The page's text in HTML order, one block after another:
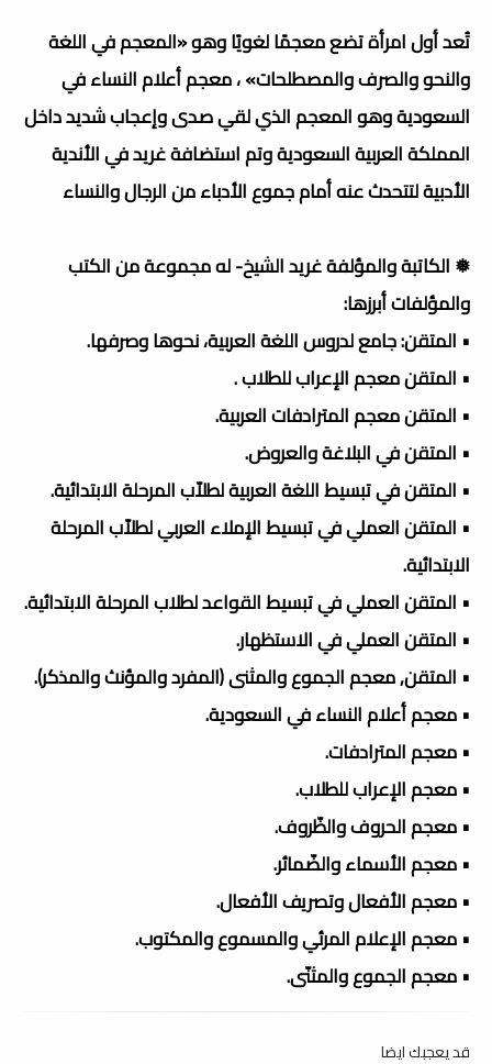
تُعد أول امرأة تضع معجمًا لغويًا وهو «المعجم في اللغة
والنحو والصرف والمصطلحات» ، معجم أعلام النساء في
السعودية وهو المعجم الذي لقي صدى وإعجاب شديد داخل
المملكة العربية السعودية وتم استضافة غريد في الأندية
الأدبية لتتحدث عنه أمام جموع الأدباء من الرجال والنساء
❅ الكاتبة والمؤلفة غريد الشيخ- له مجموعة من الكتب
والمؤلفات أبرزها:
• المتقن: جامع لدروس اللغة العربية، نحوها وصرفها.
• المتقن معجم الإعراب للطلاب .
• المتقن معجم المترادفات العربية.
• المتقن في البلاغة والعروض.
• المتقن في تبسيط اللغة العربية لطلاّب المرحلة الابتدائية.
• المتقن العملي في تبسيط الإملاء العربي لطلاّب المرحلة
الابتدائية.
• المتقن العملي في تبسيط القواعد لطلاب المرحلة الابتدائية.
• المتقن العملي في الاستظهار.
• المتقن, معجم الجموع والمثنى (المفرد والمؤنث والمذكر).
• معجم أعلام النساء في السعودية.
• معجم المترادفات.
• معجم الإعراب للطلاب.
• معجم الحروف والظّروف.
• معجم الأسماء والضّمائر.
• معجم الأفعال وتصريف الأفعال.
• معجم الإعلام المرئي والمسموع والمكتوب.
• معجم الجموع والمثنّى.
قد يعجبك ايضا